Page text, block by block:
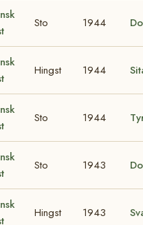
Sto 1944
Hingst 1944
Sto 1944
Sto 1943
Hingst 1943